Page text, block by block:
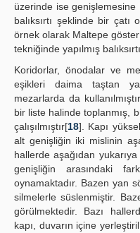
üzerinde ise
balıksırtı şeklinde bir
örnek olarak Maltepe
tekniğinde yapılmış
Koridorlar, önodalar ve
eşikleri daima taştan
mezarlarda da
bir liste halinde toplanmış,
çalışılmıştır[18]. Kapı
alt genişliğin iki mislinin
hallerde aşağıdan
genişliğin arasındaki
oynamaktadır. Bazen yan
silmelerle süslenmiştir.
görülmektedir. Bazı
kapı, duvarın içine